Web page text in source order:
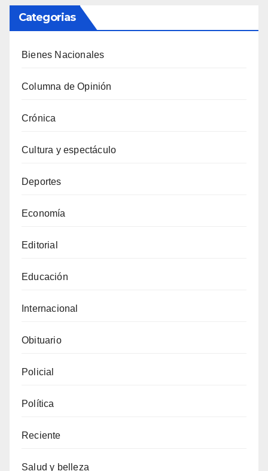
Categorias
Bienes Nacionales
Columna de Opinión
Crónica
Cultura y espectáculo
Deportes
Economía
Editorial
Educación
Internacional
Obituario
Policial
Política
Reciente
Salud y belleza